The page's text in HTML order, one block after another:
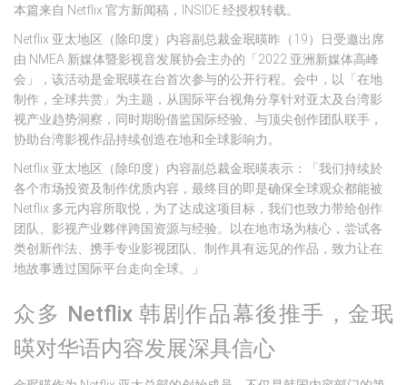
本篇来自 Netflix 官方新闻稿，INSIDE 经授权转载。
Netflix 亚太地区（除印度）内容副总裁金珉暎昨（19）日受邀出席
由 NMEA 新媒体暨影视音发展协会主办的「2022 亚洲新媒体高峰
会」，该活动是金珉暎在台首次参与的公开行程。会中，以「在地
制作，全球共赏」为主题，从国际平台视角分享针对亚太及台湾影
视产业趋势洞察，同时期盼借监国际经验、与顶尖创作团队联手，
协助台湾影视作品持续创造在地和全球影响力。
Netflix 亚太地区（除印度）内容副总裁金珉暎表示：「我们持续於
各个市场投资及制作优质内容，最终目的即是确保全球观众都能被
Netflix 多元内容所取悦，为了达成这项目标，我们也致力带给创作
团队、影视产业夥伴跨国资源与经验。以在地市场为核心，尝试各
类创新作法、携手专业影视团队、制作具有远见的作品，致力让在
地故事透过国际平台走向全球。」
众多 Netflix 韩剧作品幕後推手，金珉
暎对华语内容发展深具信心